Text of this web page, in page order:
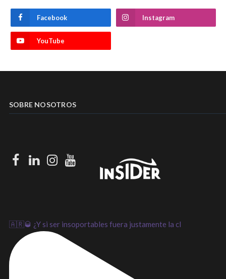
Facebook Instagram
YouTube
SOBRE NOSOTROS
Facebook
LinkedInInstagram
Youtube
🇦🇷🥃 ¿Y si ser insoportables fuera justamente la cl